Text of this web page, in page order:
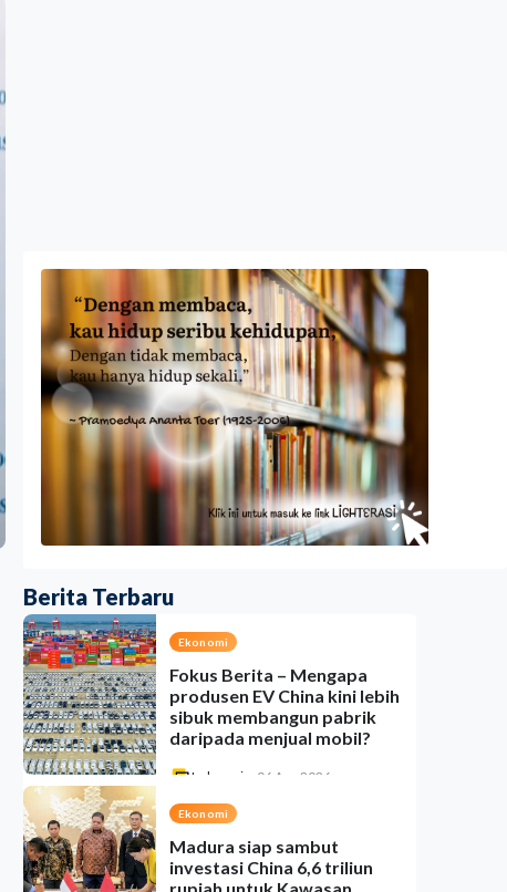
Berita Terbaru
Ekonomi
Fokus Berita – Mengapa
produsen EV China kini lebih
sibuk membangun pabrik
daripada menjual mobil?
Indonesia 06 Aug 2026
Ekonomi
Madura siap sambut
investasi China 6,6 triliun